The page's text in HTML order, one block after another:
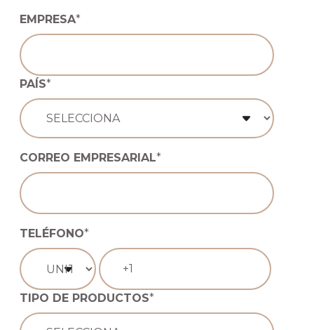
EMPRESA*
PAÍS*
CORREO EMPRESARIAL*
TELÉFONO*
TIPO DE PRODUCTOS*